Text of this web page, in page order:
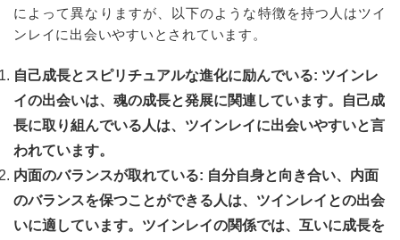
によって異なりますが、以下のような特徴を持つ人はツイ
ンレイに出会いやすいとされています。
自己成長とスピリチュアルな進化に励んでいる: ツインレ
イの出会いは、魂の成長と発展に関連しています。自己成
長に取り組んでいる人は、ツインレイに出会いやすいと言
われています。
内面のバランスが取れている: 自分自身と向き合い、内面
のバランスを保つことができる人は、ツインレイとの出会
いに適しています。ツインレイの関係では、互いに成長を